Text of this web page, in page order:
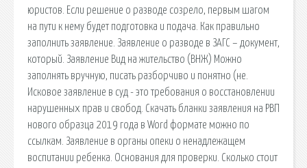
юристов. Если решение о разводе созрело, первым шагом
на пути к нему будет подготовка и подача. Как правильно
заполнить заявление. Заявление о разводе в ЗАГС – документ,
который. Заявление Вид на жительство (ВНЖ) Можно
заполнять вручную, писать разборчиво и понятно (не.
Исковое заявление в суд - это требования о восстановлении
нарушенных прав и свобод. Скачать бланки заявления на РВП
нового образца 2019 года в Word формате можно по
ссылкам. Заявление в органы опеки о ненадлежащем
воспитании ребенка. Основания для проверки. Сколько стоит